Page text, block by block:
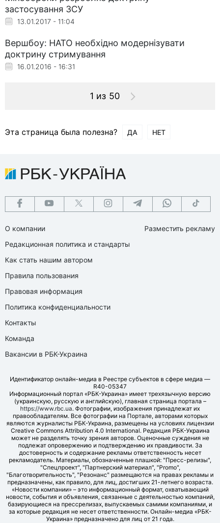
застосування ЗСУ
13.01.2017 - 11:04
Вершбоу: НАТО необхідно модернізувати
доктрину стримування
16.01.2016 - 16:31
1 из 50
Эта страница была полезна? ДА НЕТ
О компании
Редакционная политика и стандарты
Как стать нашим автором
Правила пользования
Правовая информация
Политика конфиденциальности
Контакты
Команда
Вакансии в РБК-Украина
Разместить рекламу
Идентификатор онлайн-медиа в Реестре субъектов в сфере медиа —
R40-05347
Информационный портал «РБК-Украина» имеет трехязычную версию
(украинскую, русскую и английскую), главная страница портала –
https://www.rbc.ua. Фотографии, изображения принадлежат их
правообладателям. Все фотографии на Портале, авторами которых
являются журналисты РБК-Украина, размещены на условиях лицензии
Creative Commons Attribution 4.0 International. Редакция РБК-Украина
может не разделять точку зрения авторов. Оценочные суждения не
подлежат опровержению и подтверждению их правдивости. За
достоверность и содержание рекламы ответственность несет
рекламодатель. Материалы, обозначенные плашкой: "Пресс-релизы",
"Спецпроект", "Партнерский материал", "Promo",
"Благотворительность", "Резонанс" размещаются на правах рекламы и
предназначены, как правило, для лиц, достигших 21-летнего возраста.
«Новости компании» – это информационный формат, охватывающий
новости, события и объявления, связанные с деятельностью компаний,
базирующиеся на прессрелизах, выпускаемых самими компаниями, и
за которые редакция не несет ответственности. Онлайн-медиа «РБК-
Украина» предназначено для лиц от 21 года.